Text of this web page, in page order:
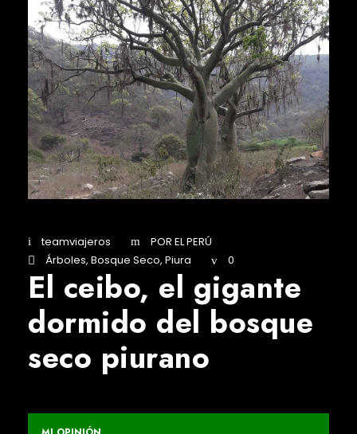
teamviajeros
POR EL PERÚ
Árboles, Bosque Seco, Piura 0
El ceibo, el gigante
dormido del bosque
seco piurano